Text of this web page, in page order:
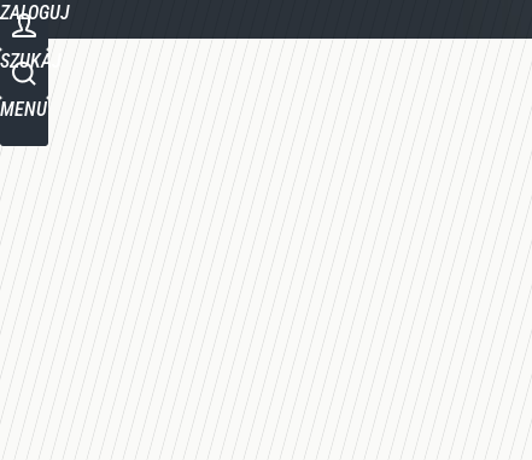
ZALOGUJ
SZUKAJ
MENU